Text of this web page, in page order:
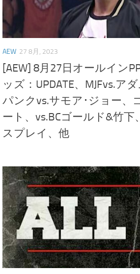
AEW 27 8月, 2023
[AEW] 8月27日オールイン
ッズ：UPDATE、MJFvs.ア
パンクvs.サモア･ジョー、
ート、vs.BCゴールド&竹下
スプレイ、他